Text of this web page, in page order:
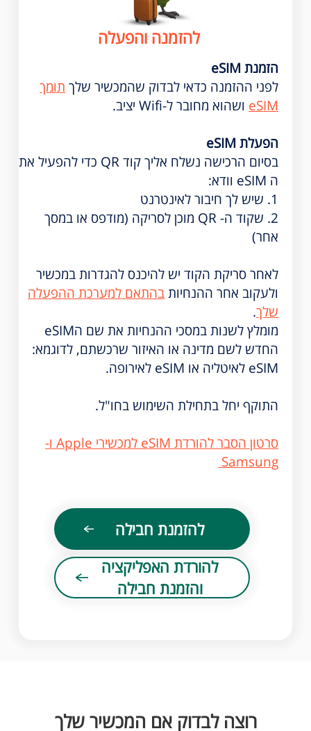
להזמנה והפעלה
הזמנת eSIM
לפני ההזמנה כדאי לבדוק שהמכשיר שלך תומך
eSIM ושהוא מחובר ל-Wifi יציב.
הפעלת eSIM
בסיום הרכישה נשלח אליך קוד QR כדי להפעיל את
ה eSIM וודא:
1. שיש לך חיבור לאינטרנט
2. שקוד ה- QR מוכן לסריקה (מודפס או במסך
אחר)
לאחר סריקת הקוד יש להיכנס להגדרות במכשיר
ולעקוב אחר ההנחיותבהתאם למערכת ההפעלה
שלך.
מומלץ לשנות במסכי ההנחיות את שם הeSIM
החדש לשם מדינה או האיזור שרכשתם, לדוגמא:
eSIM לאיטליה או eSIM לאירופה.
התוקף יחל בתחילת השימוש בחו"ל.
סרטון הסבר להורדת eSIM למכשירי Apple ו-
Samsung
להזמנת חבילה
להורדת האפליקציה
והזמנת חבילה
רוצה לבדוק אם המכשיר שלך